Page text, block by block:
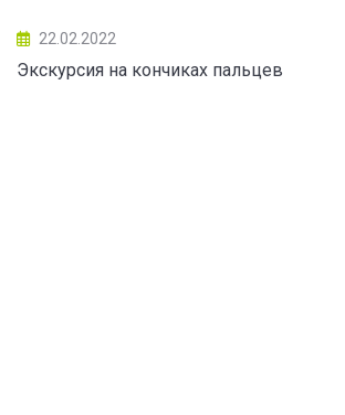
22.02.2022
Экскурсия на кончиках пальцев